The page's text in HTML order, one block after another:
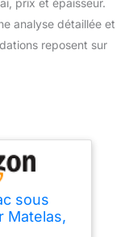
prix et épaisseur.
analyse détaillée et
reposent sur
sous
Matelas,